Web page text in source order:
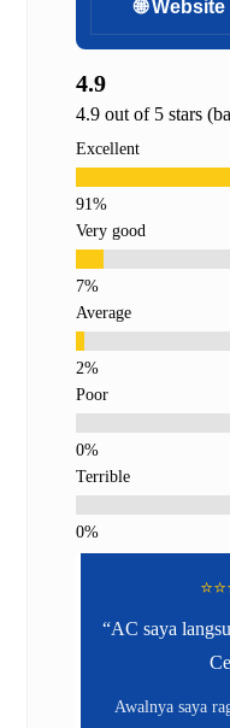
🌐 Website
4.9
4.9 out of 5 stars
Excellent
Very good
Average
Poor
Terrible
“AC saya
Awalnya saya